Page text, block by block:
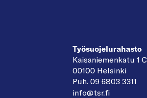
Työsuojelurahasto
Kaisaniemenkatu 1 C
00100 Helsinki
Puh. 09 6803 3311
info@tsr.fi